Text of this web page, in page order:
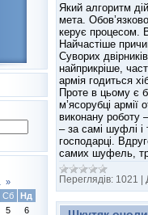
»
Сб
Нд
5
6
Який алгоритм
мета.
керує процесом.
Найчастіше
Суворих
найприкріше,
армія годиться
Проте в цьому є
м’ясорубці
виконану роботу
– за самі шуфлі і
господарці.
самих шуфель,
Переглядів: 1021 |